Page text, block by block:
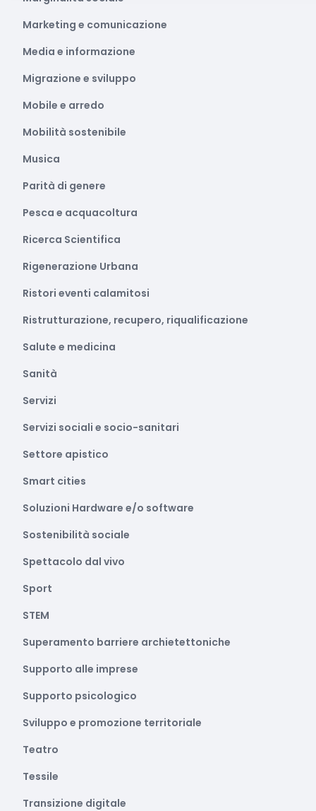
Marketing e comunicazione
Media e informazione
Migrazione e sviluppo
Mobile e arredo
Mobilità sostenibile
Musica
Parità di genere
Pesca e acquacoltura
Ricerca Scientifica
Rigenerazione Urbana
Ristori eventi calamitosi
Ristrutturazione, recupero, riqualificazione
Salute e medicina
Sanità
Servizi
Servizi sociali e socio-sanitari
Settore apistico
Smart cities
Soluzioni Hardware e/o software
Sostenibilità sociale
Spettacolo dal vivo
Sport
STEM
Superamento barriere archietettoniche
Supporto alle imprese
Supporto psicologico
Sviluppo e promozione territoriale
Teatro
Tessile
Transizione digitale